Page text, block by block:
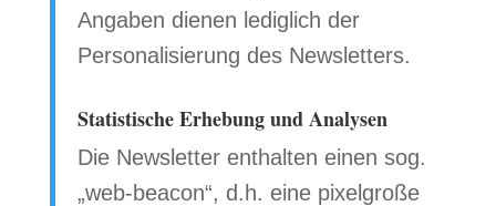
Angaben dienen lediglich der
Personalisierung des Newsletters.
Statistische Erhebung und Analysen
Die Newsletter enthalten einen sog.
„web-beacon“, d.h. eine pixelgroße